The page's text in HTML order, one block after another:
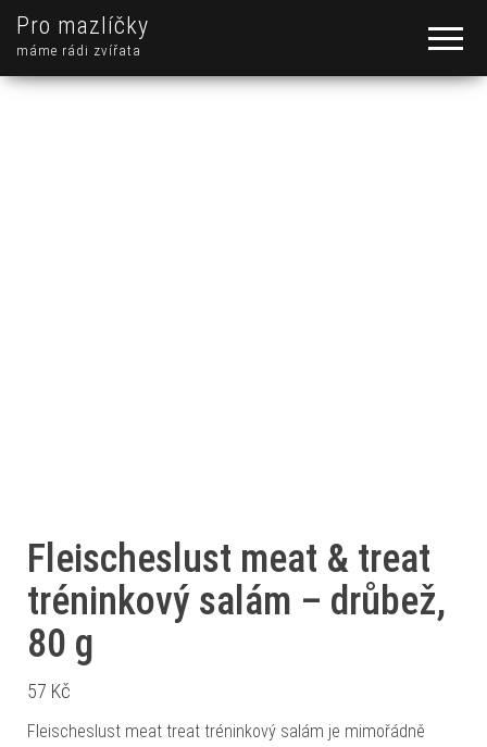
Pro mazlíčky
máme rádi zvířata
Fleischeslust meat & treat
tréninkový salám – drůbež,
80 g
57 Kč
Fleischeslust meat treat tréninkový salám je mimořádně